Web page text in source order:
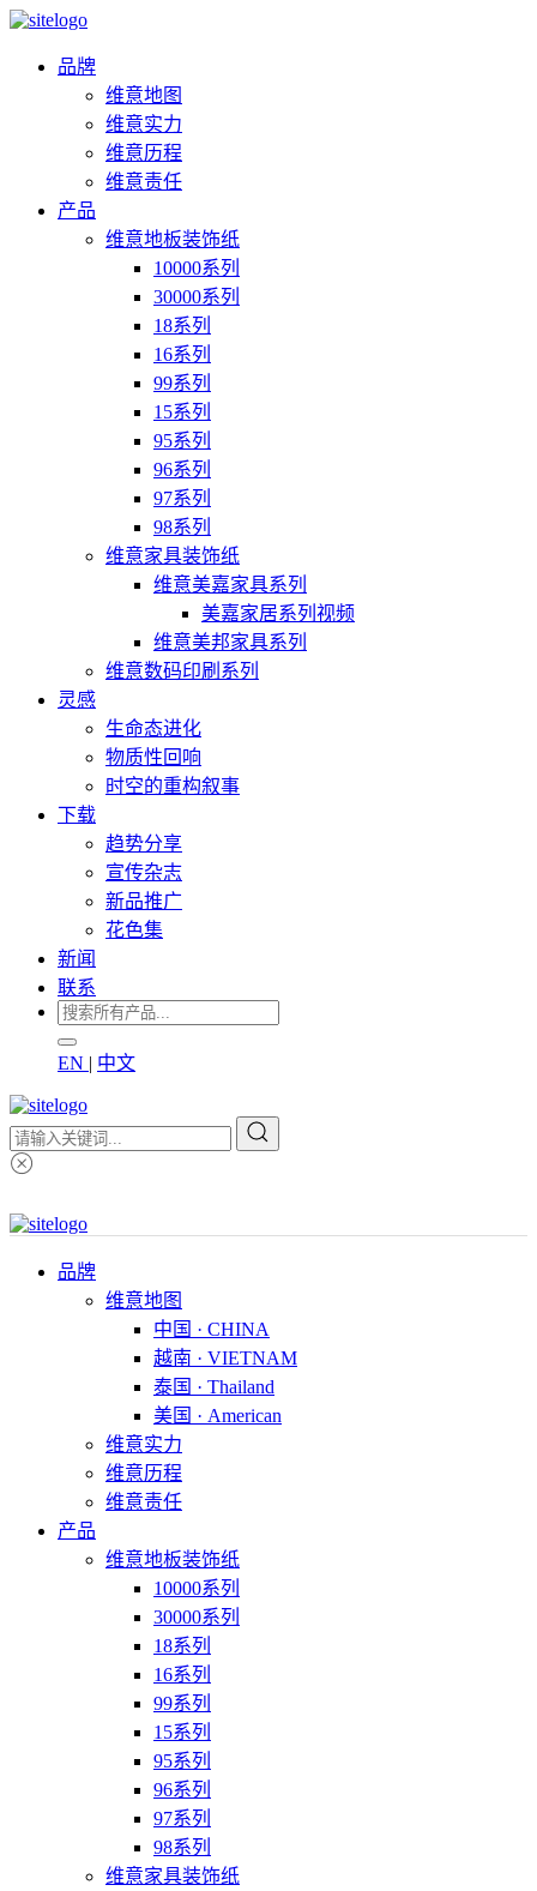
品牌
维意地图
维意实力
维意历程
维意责任
产品
维意地板装饰纸
10000系列
30000系列
18系列
16系列
99系列
15系列
95系列
96系列
97系列
98系列
维意家具装饰纸
维意美嘉家具系列
美嘉家居系列视频
维意美邦家具系列
维意数码印刷系列
灵感
生命态进化
物质性回响
时空的重构叙事
下载
趋势分享
宣传杂志
新品推广
花色集
新闻
联系
EN | 中文
品牌
维意地图
中国 · CHINA
越南 · VIETNAM
泰国 · Thailand
美国 · American
维意实力
维意历程
维意责任
产品
维意地板装饰纸
10000系列
30000系列
18系列
16系列
99系列
15系列
95系列
96系列
97系列
98系列
维意家具装饰纸